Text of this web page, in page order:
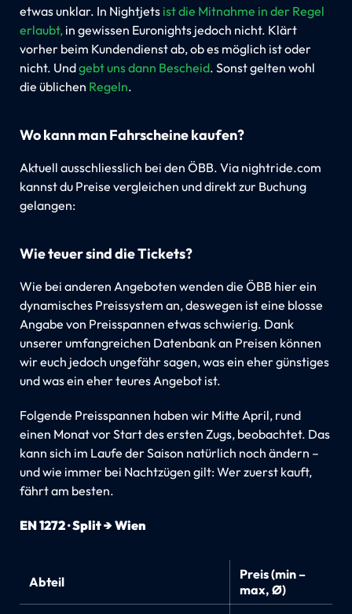
etwas unklar. In Nightjets ist die Mitnahme in der Regel
erlaubt, in gewissen Euronights jedoch nicht. Klärt
vorher beim Kundendienst ab, ob es möglich ist oder
nicht. Undgebt uns dann Bescheid. Sonst gelten wohl
die üblichen Regeln.
Wo kann man Fahrscheine kaufen?
Aktuell ausschliesslich bei den ÖBB. Via nightride.com
kannst du Preise vergleichen und direkt zur Buchung
gelangen:
Wie teuer sind die Tickets?
Wie bei anderen Angeboten wenden die ÖBB hier ein
dynamisches Preissystem an, deswegen ist eine blosse
Angabe von Preisspannen etwas schwierig. Dank
unserer umfangreichen Datenbank an Preisen können
wir euch jedoch ungefähr sagen, was ein eher günstiges
und was ein eher teures Angebot ist.
Folgende Preisspannen haben wir Mitte April, rund
einen Monat vor Start des ersten Zugs, beobachtet. Das
kann sich im Laufe der Saison natürlich noch ändern –
und wie immer bei Nachtzügen gilt: Wer zuerst kauft,
fährt am besten.
EN 1272 · Split → Wien
Abteil
Preis (min –
max, Ø)